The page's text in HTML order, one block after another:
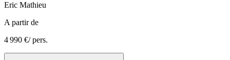
Eric Mathieu
A partir de
4 990 €/ pers.